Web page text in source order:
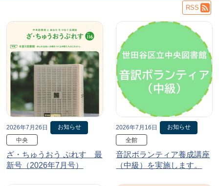
2026年7月26日
お知らせ
中央
ざ・ちゅうおう ぷれす 最
新号（2026年7月号）
2026年7月16日
お知らせ
全館
音訳ボランティア養成講座
（中級）を実施します。
RSS